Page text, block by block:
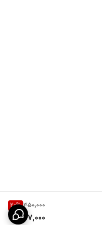
350,000
20%
277,000